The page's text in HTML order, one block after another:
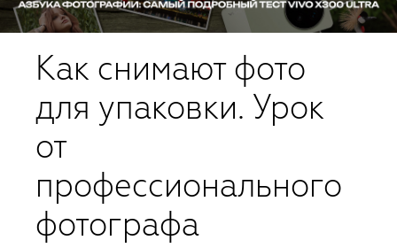
Как снимают фото
для упаковки. Урок
от
профессионального
фотографа